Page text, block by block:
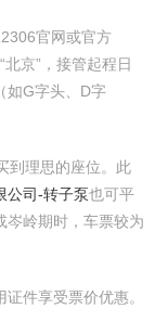
官网或官方
京”，接管起程日
如G字头、D字
到理思的座位。此
公司-转子泵也可平
岑岭期时，车票较为
件享受票价优惠。